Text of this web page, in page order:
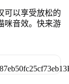
可以享受放松的
咪音效。快来游